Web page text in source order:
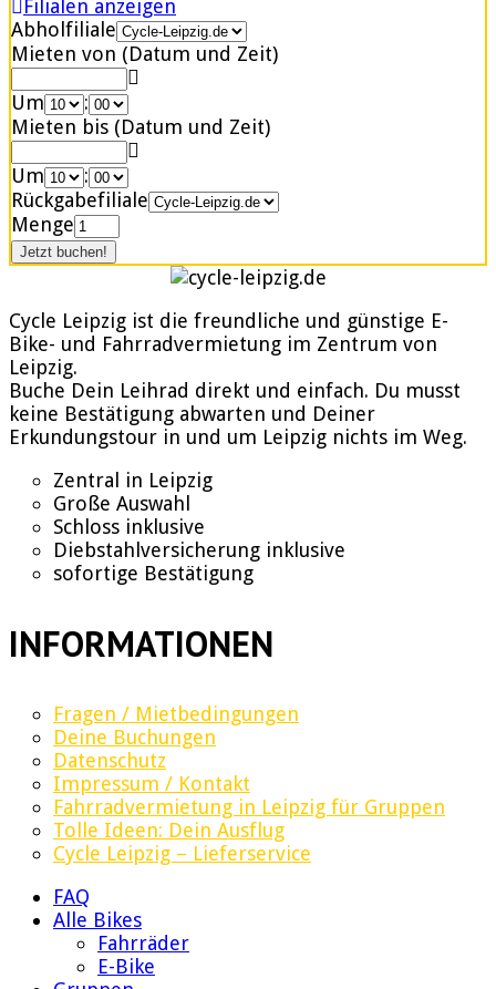
Filialen anzeigen
Abholfiliale
Mieten von (Datum und Zeit)
Um
:
Mieten bis (Datum und Zeit)
Um
:
Rückgabefiliale
Menge
Cycle Leipzig ist die freundliche und günstige E-
Bike- und Fahrradvermietung im Zentrum von
Leipzig.
Buche Dein Leihrad direkt und einfach. Du musst
keine Bestätigung abwarten und Deiner
Erkundungstour in und um Leipzig nichts im Weg.
Zentral in Leipzig
Große Auswahl
Schloss inklusive
Diebstahlversicherung inklusive
sofortige Bestätigung
INFORMATIONEN
Fragen / Mietbedingungen
Deine Buchungen
Datenschutz
Impressum / Kontakt
Fahrradvermietung in Leipzig für Gruppen
Tolle Ideen: Dein Ausflug
Cycle Leipzig – Lieferservice
FAQ
Alle Bikes
Fahrräder
E-Bike